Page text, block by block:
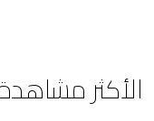
الأكثر